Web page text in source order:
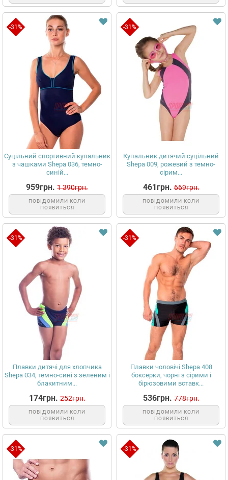
-31%
Суцільний спортивний купальник
з чашками Shepa 036, темно-
синій...
959грн. 1 390грн.
ПОВІДОМИЛИ КОЛИ
ПОЯВИТЬСЯ
-31%
Купальник дитячий суцільний
Shepa 009, рожевий з темно-
сірим...
461грн. 669грн.
ПОВІДОМИЛИ КОЛИ
ПОЯВИТЬСЯ
-31%
Плавки дитячі для хлопчика
Shepa 034, темно-сині з зеленим і
блакитним...
174грн. 252грн.
ПОВІДОМИЛИ КОЛИ
ПОЯВИТЬСЯ
-31%
Плавки чоловічі Shepa 408
боксерки, чорні з сірими і
бірюзовими вставк...
536грн. 778грн.
ПОВІДОМИЛИ КОЛИ
ПОЯВИТЬСЯ
-31% -31%